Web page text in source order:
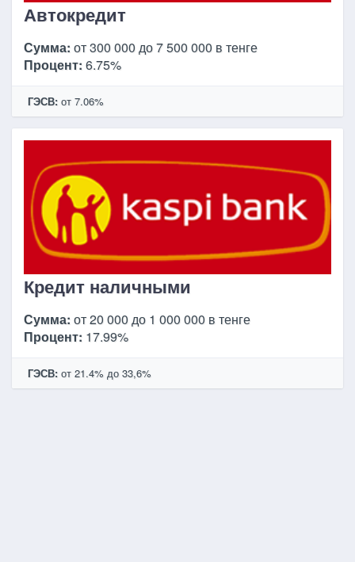
Автокредит
Сумма: от 300 000 до 7 500 000 в тенге
Процент: 6.75%
ГЭСВ: от 7.06%
Кредит наличными
Сумма: от 20 000 до 1 000 000 в тенге
Процент: 17.99%
ГЭСВ: от 21.4% до 33,6%